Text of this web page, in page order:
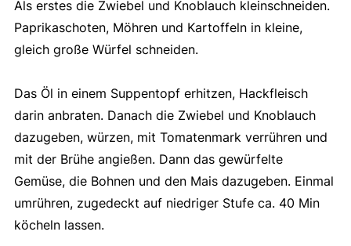
Als erstes die Zwiebel und Knoblauch kleinschneiden.
Paprikaschoten, Möhren und Kartoffeln in kleine,
gleich große Würfel schneiden.
Das Öl in einem Suppentopf erhitzen, Hackfleisch
darin anbraten. Danach die Zwiebel und Knoblauch
dazugeben, würzen, mit Tomatenmark verrühren und
mit der Brühe angießen. Dann das gewürfelte
Gemüse, die Bohnen und den Mais dazugeben. Einmal
umrühren, zugedeckt auf niedriger Stufe ca. 40 Min
köcheln lassen.